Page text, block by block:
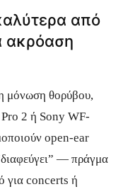
από
ακρόαση
μόνωση θορύβου,
Pro 2 ή Sony WF-
open-ear
— πράγμα
για concerts ή